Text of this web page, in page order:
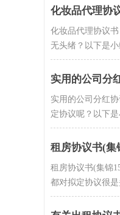
化妆品代理协
化妆品代理协议
无头绪？以下是
实用的公司分
实用的公司分红
定协议呢？以下
租房协议书(集
租房协议书(集锦
都对拟定协议很